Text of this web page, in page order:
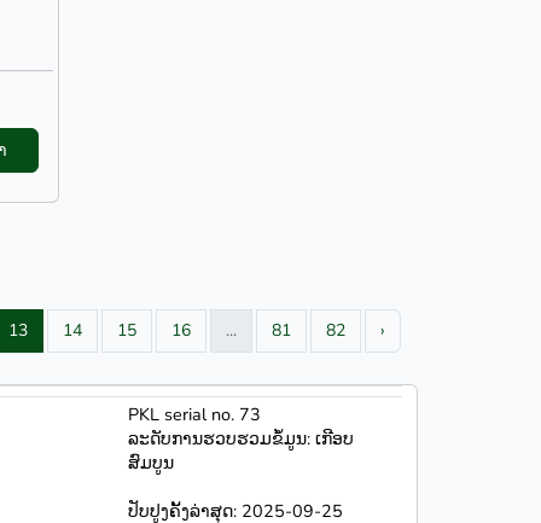
13 14 15 16 ... 81 82 ›
PKL serial no. 73
ລະດັບການຮວບຮວມຂໍ້ມູນ: ເກີອບ
ສົມບູນ
ປັບປູງຄັ້ງລ່າສຸດ: 2025-09-25